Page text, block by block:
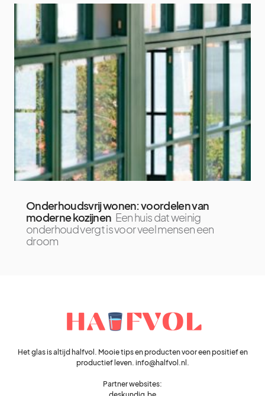
Onderhoudsvrij wonen: voordelen van
moderne kozijnen Een huis dat weinig
onderhoud vergt is voor veel mensen een
droom
Het glas is altijd halfvol. Mooie tips en producten voor een positief en
productief leven. info@halfvol.nl.
Partner websites: